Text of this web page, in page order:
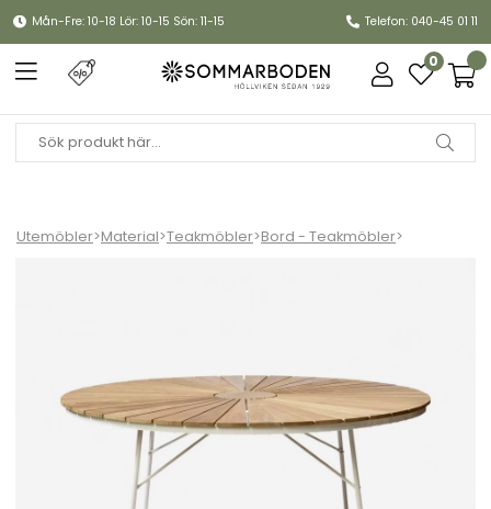
Mån-Fre: 10-18 Lör: 10-15 Sön: 11-15 Telefon: 040-45 01 11
0
Utemöbler>Material>Teakmöbler>Bord - Teakmöbler>